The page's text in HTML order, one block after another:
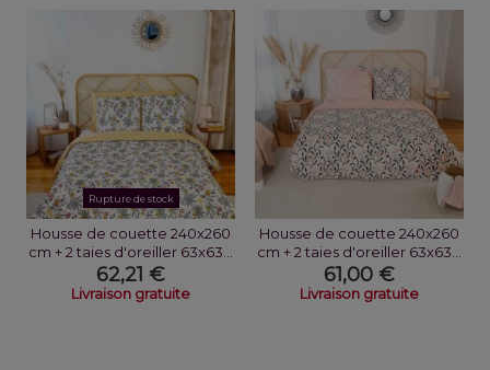
Rupture de stock
Housse de couette 240x260
cm + 2 taies d'oreiller 63x63...
62,21 €
Livraison gratuite
Housse de couette 240x260
cm + 2 taies d'oreiller 63x63...
61,00 €
Livraison gratuite